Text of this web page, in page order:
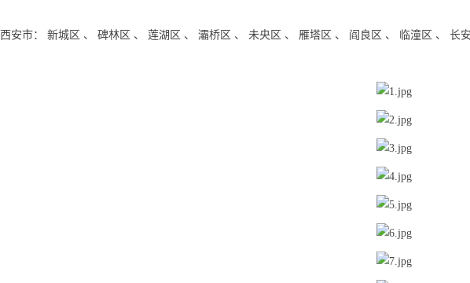
西安市： 新城区 、 碑林区 、 莲湖区 、 灞桥区 、 未央区 、 雁塔区 、 阎良区 、 临潼区 、 长